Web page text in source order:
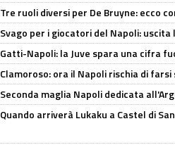
Tre ruoli diversi per De Bruyne: ecco
Svago per i giocatori del Napoli:
Gatti-Napoli: la Juve spara una cifra
Clamoroso: ora il Napoli rischia di
Seconda maglia Napoli dedicata
Quando arriverà Lukaku a Castel di